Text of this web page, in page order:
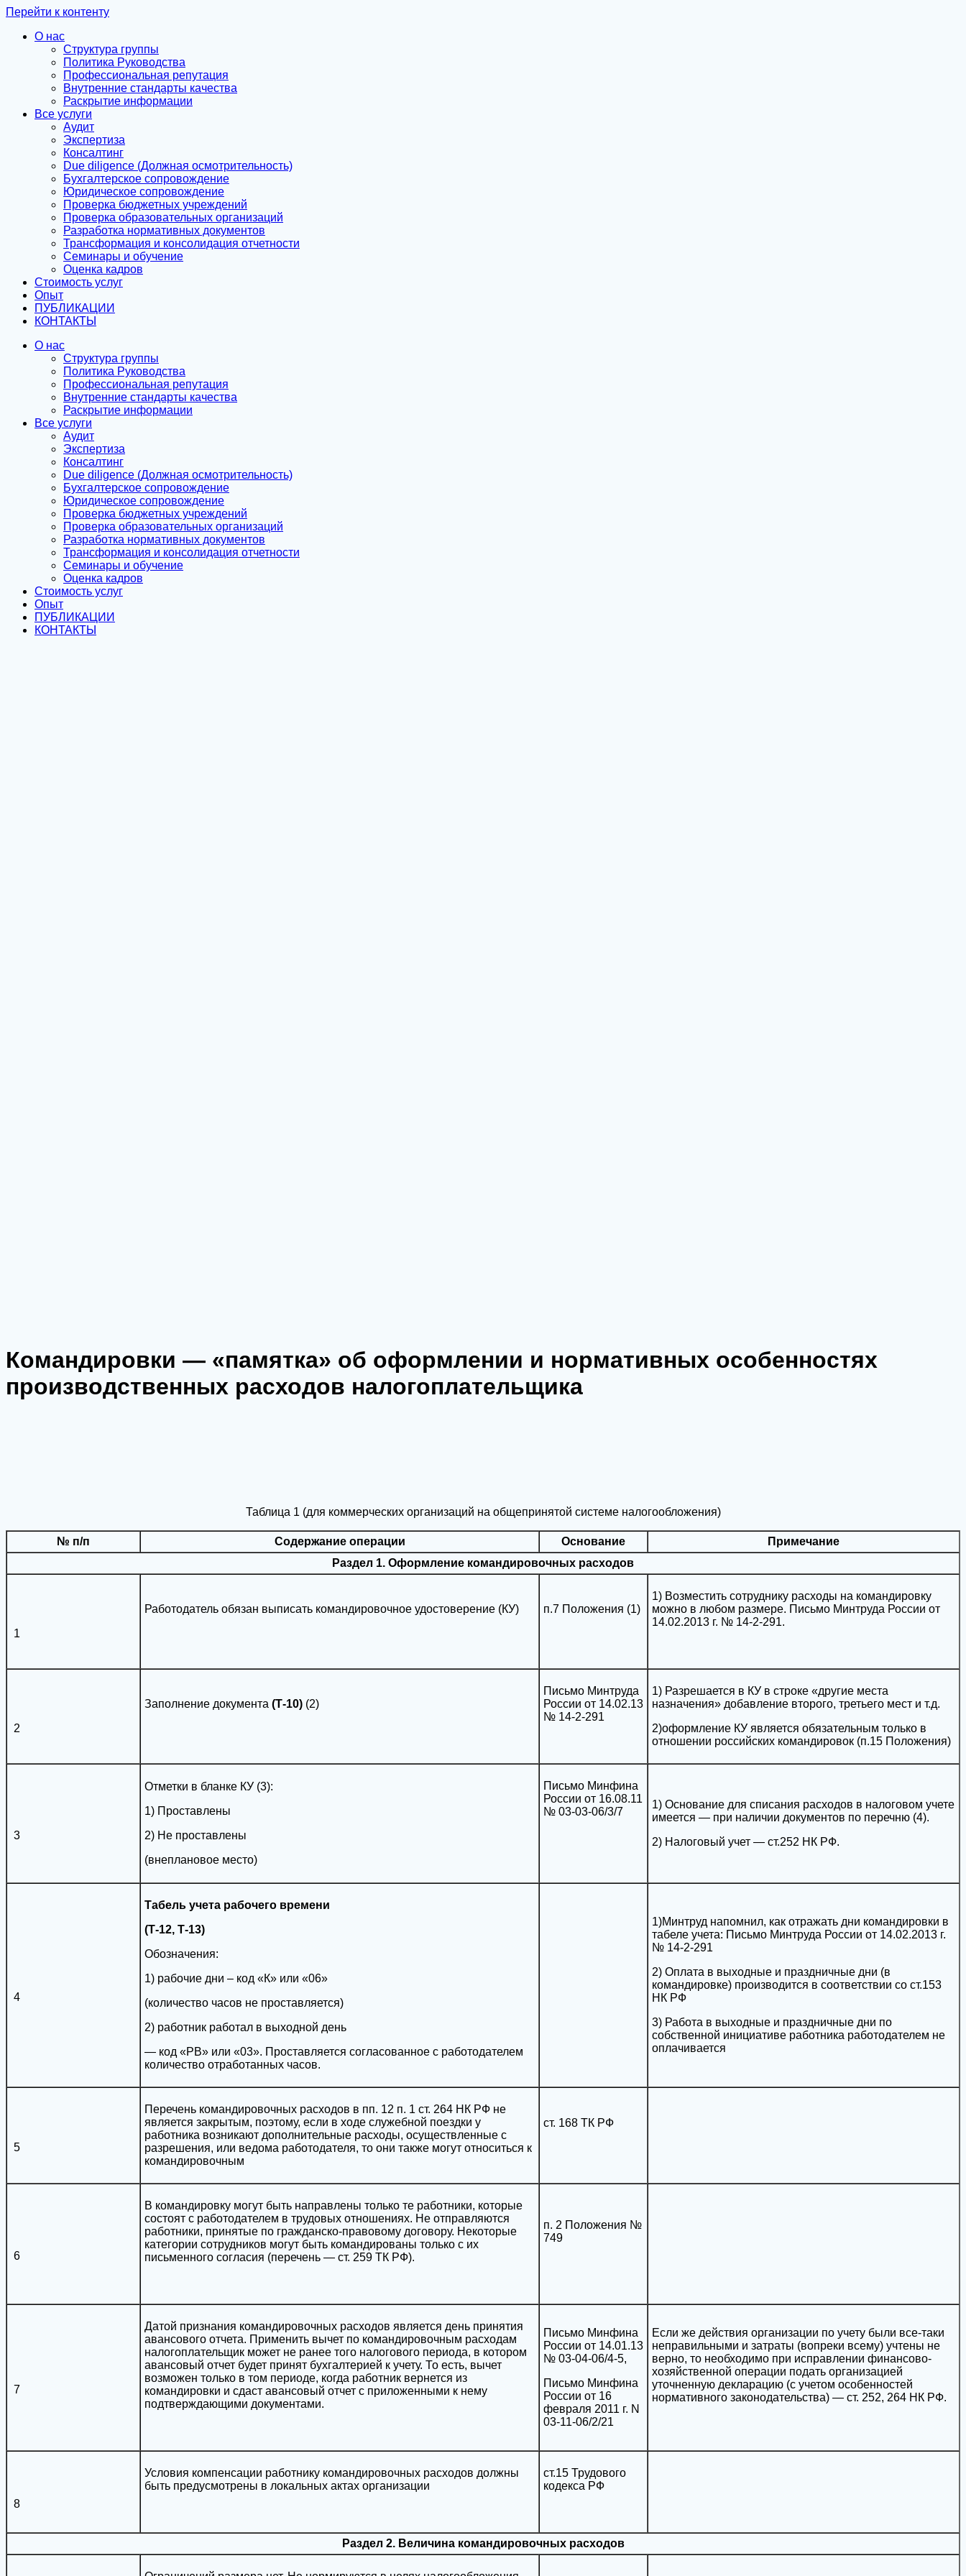
Перейти к контенту
О нас
Структура группы
Политика Руководства
Профессиональная репутация
Внутренние стандарты качества
Раскрытие информации
Все услуги
Аудит
Экспертиза
Консалтинг
Due diligence (Должная осмотрительность)
Бухгалтерское сопровождение
Юридическое сопровождение
Проверка бюджетных учреждений
Проверка образовательных организаций
Разработка нормативных документов
Трансформация и консолидация отчетности
Семинары и обучение
Оценка кадров
Стоимость услуг
Опыт
ПУБЛИКАЦИИ
КОНТАКТЫ
О нас
Структура группы
Политика Руководства
Профессиональная репутация
Внутренние стандарты качества
Раскрытие информации
Все услуги
Аудит
Экспертиза
Консалтинг
Due diligence (Должная осмотрительность)
Бухгалтерское сопровождение
Юридическое сопровождение
Проверка бюджетных учреждений
Проверка образовательных организаций
Разработка нормативных документов
Трансформация и консолидация отчетности
Семинары и обучение
Оценка кадров
Стоимость услуг
Опыт
ПУБЛИКАЦИИ
КОНТАКТЫ
Командировки — «памятка» об оформлении и нормативных особенностях
производственных расходов налогоплательщика
Таблица 1 (для коммерческих организаций на общепринятой системе налогообложения)
№ п/п Содержание операции Основание
Примечание
Раздел 1. Оформление командировочных расходов
1
Работодатель обязан выписать командировочное удостоверение (КУ) п.7 Положения (1)
1) Возместить сотруднику расходы на командировку
можно в любом размере. Письмо Минтруда России от
14.02.2013 г. № 14-2-291.
2
Заполнение документа (Т-10) (2)
Письмо Минтруда
России от 14.02.13
№ 14-2-291
1) Разрешается в КУ в строке «другие места
назначения» добавление второго, третьего мест и т.д.
2)оформление КУ является обязательным только в
отношении российских командировок (п.15 Положения)
3
Отметки в бланке КУ (3):
1) Проставлены
2) Не проставлены
(внеплановое место)
Письмо Минфина
России от 16.08.11
№ 03-03-06/3/7
1) Основание для списания расходов в налоговом учете
имеется — при наличии документов по перечню (4).
2) Налоговый учет — ст.252 НК РФ.
4
Табель учета рабочего времени
(Т-12, Т-13)
Обозначения:
1) рабочие дни – код «К» или «06»
(количество часов не проставляется)
2) работник работал в выходной день
— код «РВ» или «03». Проставляется согласованное с работодателем
количество отработанных часов.
1)Минтруд напомнил, как отражать дни командировки в
табеле учета: Письмо Минтруда России от 14.02.2013 г.
№ 14-2-291
2) Оплата в выходные и праздничные дни (в
командировке) производится в соответствии со ст.153
НК РФ
3) Работа в выходные и праздничные дни по
собственной инициативе работника работодателем не
оплачивается
5
Перечень командировочных расходов в пп. 12 п. 1 ст. 264 НК РФ не
является закрытым, поэтому, если в ходе служебной поездки у
работника возникают дополнительные расходы, осуществленные с
разрешения, или ведома работодателя, то они также могут относиться к
командировочным
ст. 168 ТК РФ
6
В командировку могут быть направлены только те работники, которые
состоят с работодателем в трудовых отношениях. Не отправляются
работники, принятые по гражданско-правовому договору. Некоторые
категории сотрудников могут быть командированы только с их
письменного согласия (перечень — ст. 259 ТК РФ).
п. 2 Положения №
749
7
Датой признания командировочных расходов является день принятия
авансового отчета. Применить вычет по командировочным расходам
налогоплательщик может не ранее того налогового периода, в котором
авансовый отчет будет принят бухгалтерией к учету. То есть, вычет
возможен только в том периоде, когда работник вернется из
командировки и сдаст авансовый отчет с приложенными к нему
подтверждающими документами.
Письмо Минфина
России от 14.01.13
№ 03-04-06/4-5,
Письмо Минфина
России от 16
февраля 2011 г. N
03-11-06/2/21
Если же действия организации по учету были все-таки
неправильными и затраты (вопреки всему) учтены не
верно, то необходимо при исправлении финансово-
хозяйственной операции подать организацией
уточненную декларацию (с учетом особенностей
нормативного законодательства) — ст. 252, 264 НК РФ.
8
Условия компенсации работнику командировочных расходов должны
быть предусмотрены в локальных актах организации
ст.15 Трудового
кодекса РФ
Раздел 2. Величина командировочных расходов